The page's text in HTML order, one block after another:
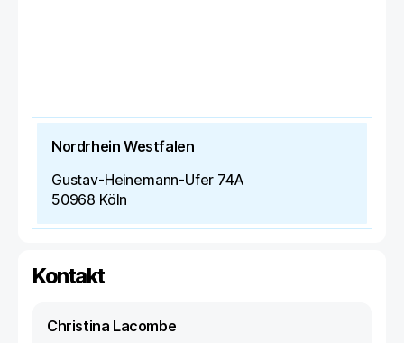
Nordrhein Westfalen
Gustav-Heinemann-Ufer 74A
50968 Köln
Kontakt
Christina Lacombe